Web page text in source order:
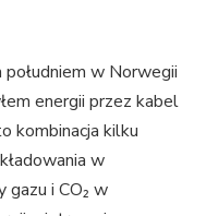
południem w Norwegii
energii przez kabel
kombinacja kilku
w
gazu i CO₂ w